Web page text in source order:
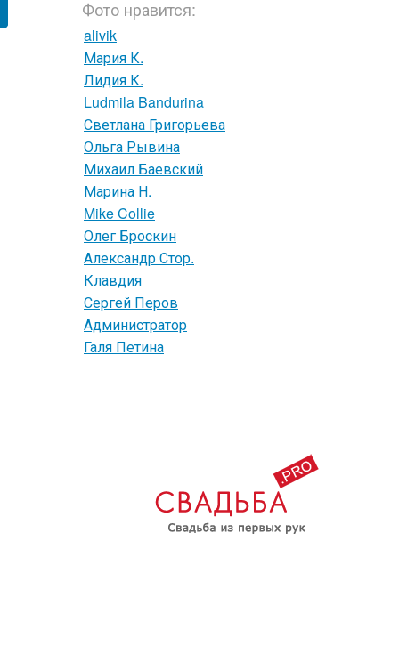
Фото нравится:
alivik
Мария К.
Лидия К.
Ludmila Bandurina
Светлана Григорьева
Ольга Рывина
Михаил Баевский
Марина Н.
Mike Collie
Олег Броскин
Александр Стор.
Клавдия
Сергей Перов
Администратор
Галя Петина